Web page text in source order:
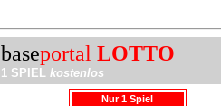
baseportal LOTTO
1 SPIEL kostenlos
Nur 1 Spiel